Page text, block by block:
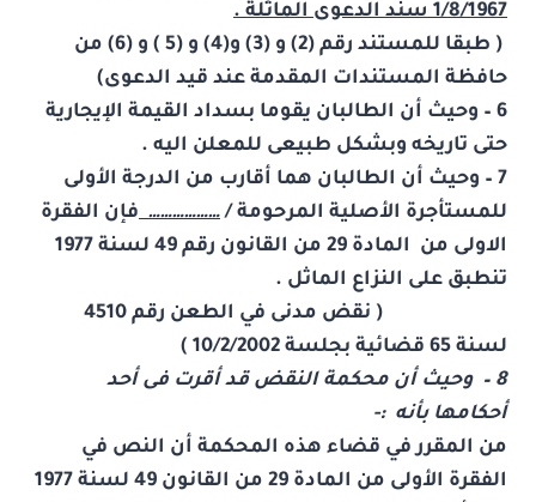
1/8/1967 سند الدعوى الماثلة .
( طبقا للمستند رقم (2) و (3) و(4) و (5 ) و (6) من
حافظة المستندات المقدمة عند قيد الدعوى)
6 – وحيث أن الطالبان يقوما بسداد القيمة الإيجارية
حتى تاريخه وبشكل طبيعى للمعلن اليه .
7 – وحيث أن الطالبان هما أقارب من الدرجة الأولى
للمستأجرة الأصلية المرحومة /………………فإن الفقرة
الاولى من المادة 29 من القانون رقم 49 لسنة 1977
تنطبق على النزاع الماثل .
( نقض مدنى في الطعن رقم 4510
لسنة 65 قضائية بجلسة 10/2/2002 )
8 – وحيث أن محكمة النقض قد أقرت فى أحد
أحكامها بأنه :-
من المقرر في قضاء هذه المحكمة أن النص في
الفقرة الأولى من المادة 29 من القانون 49 لسنة 1977